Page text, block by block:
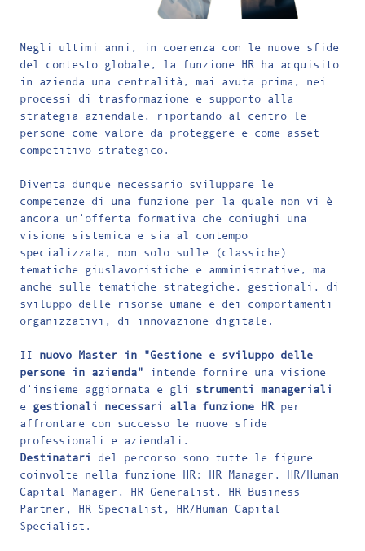
Negli ultimi anni, in coerenza con le nuove sfide
del contesto globale, la funzione HR ha acquisito
in azienda una centralità, mai avuta prima, nei
processi di trasformazione e supporto alla
strategia aziendale, riportando al centro le
persone come valore da proteggere e come asset
competitivo strategico.
Diventa dunque necessario sviluppare le
competenze di una funzione per la quale non vi è
ancora un’offerta formativa che coniughi una
visione sistemica e sia al contempo
specializzata, non solo sulle (classiche)
tematiche giuslavoristiche e amministrative, ma
anche sulle tematiche strategiche, gestionali, di
sviluppo delle risorse umane e dei comportamenti
organizzativi, di innovazione digitale.
II nuovo Master in "Gestione e sviluppo delle
persone in azienda" intende fornire una visione
d’insieme aggiornata e gli strumenti manageriali
e gestionali necessari alla funzione HR per
affrontare con successo le nuove sfide
professionali e aziendali.
Destinatari
del percorso sono tutte le figure
coinvolte nella funzione HR: HR Manager, HR/Human
Capital Manager, HR Generalist, HR Business
Partner, HR Specialist, HR/Human Capital
Specialist.